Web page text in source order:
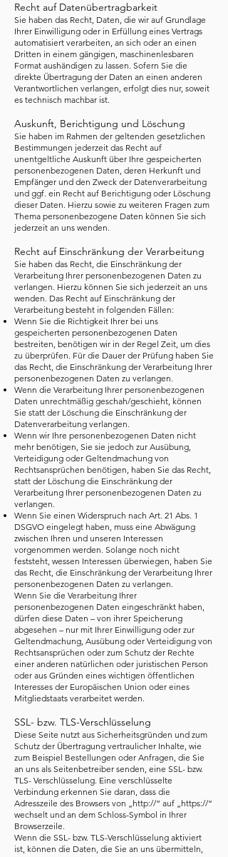
Recht auf Datenübertragbarkeit
Sie haben das Recht, Daten, die wir auf Grundlage
Ihrer Einwilligung oder in Erfüllung eines Vertrags
automatisiert verarbeiten, an sich oder an einen
Dritten in einem gängigen, maschinenlesbaren
Format aushändigen zu lassen. Sofern Sie die
direkte Übertragung der Daten an einen anderen
Verantwortlichen verlangen, erfolgt dies nur, soweit
es technisch machbar ist.
Auskunft, Berichtigung und Löschung
Sie haben im Rahmen der geltenden gesetzlichen
Bestimmungen jederzeit das Recht auf
unentgeltliche Auskunft über Ihre gespeicherten
personenbezogenen Daten, deren Herkunft und
Empfänger und den Zweck der Datenverarbeitung
und ggf. ein Recht auf Berichtigung oder Löschung
dieser Daten. Hierzu sowie zu weiteren Fragen zum
Thema personenbezogene Daten können Sie sich
jederzeit an uns wenden.
Recht auf Einschränkung der Verarbeitung
Sie haben das Recht, die Einschränkung der
Verarbeitung Ihrer personenbezogenen Daten zu
verlangen. Hierzu können Sie sich jederzeit an uns
wenden. Das Recht auf Einschränkung der
Verarbeitung besteht in folgenden Fällen:
Wenn Sie die Richtigkeit Ihrer bei uns
gespeicherten personenbezogenen Daten
bestreiten, benötigen wir in der Regel Zeit, um dies
zu überprüfen. Für die Dauer der Prüfung haben Sie
das Recht, die Einschränkung der Verarbeitung Ihrer
personenbezogenen Daten zu verlangen.
Wenn die Verarbeitung Ihrer personenbezogenen
Daten unrechtmäßig geschah/geschieht, können
Sie statt der Löschung die Einschränkung der
Datenverarbeitung verlangen.
Wenn wir Ihre personenbezogenen Daten nicht
mehr benötigen, Sie sie jedoch zur Ausübung,
Verteidigung oder Geltendmachung von
Rechtsansprüchen benötigen, haben Sie das Recht,
statt der Löschung die Einschränkung der
Verarbeitung Ihrer personenbezogenen Daten zu
verlangen.
Wenn Sie einen Widerspruch nach Art. 21 Abs. 1
DSGVO eingelegt haben, muss eine Abwägung
zwischen Ihren und unseren Interessen
vorgenommen werden. Solange noch nicht
feststeht, wessen Interessen überwiegen, haben Sie
das Recht, die Einschränkung der Verarbeitung Ihrer
personenbezogenen Daten zu verlangen.
Wenn Sie die Verarbeitung Ihrer
personenbezogenen Daten eingeschränkt haben,
dürfen diese Daten – von ihrer Speicherung
abgesehen – nur mit Ihrer Einwilligung oder zur
Geltendmachung, Ausübung oder Verteidigung von
Rechtsansprüchen oder zum Schutz der Rechte
einer anderen natürlichen oder juristischen Person
oder aus Gründen eines wichtigen öffentlichen
Interesses der Europäischen Union oder eines
Mitgliedstaats verarbeitet werden.
SSL- bzw. TLS-Verschlüsselung
Diese Seite nutzt aus Sicherheitsgründen und zum
Schutz der Übertragung vertraulicher Inhalte, wie
zum Beispiel Bestellungen oder Anfragen, die Sie
an uns als Seitenbetreiber senden, eine SSL- bzw.
TLS- Verschlüsselung. Eine verschlüsselte
Verbindung erkennen Sie daran, dass die
Adresszeile des Browsers von „http://“ auf „https://“
wechselt und an dem Schloss-Symbol in Ihrer
Browserzeile.
Wenn die SSL- bzw. TLS-Verschlüsselung aktiviert
ist, können die Daten, die Sie an uns übermitteln,